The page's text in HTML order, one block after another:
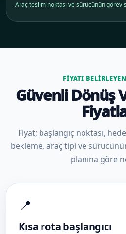
Araç teslim noktası ve sürücünün görev
FIYATI
Güvenli Dönüş
Fiyat; başlangıç noktası,
bekleme, araç tipi ve
planına göre
📍
Kısa rota başlangıcı